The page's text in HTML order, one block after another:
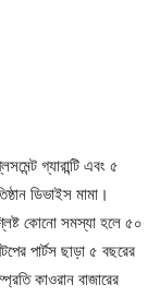
গ্যারান্টি এবং ৫
ডিভাইস মামা।
কোনো সমস্যা হলে ৫০
পার্টস ছাড়া ৫ বছরের
কাওরান বাজারের